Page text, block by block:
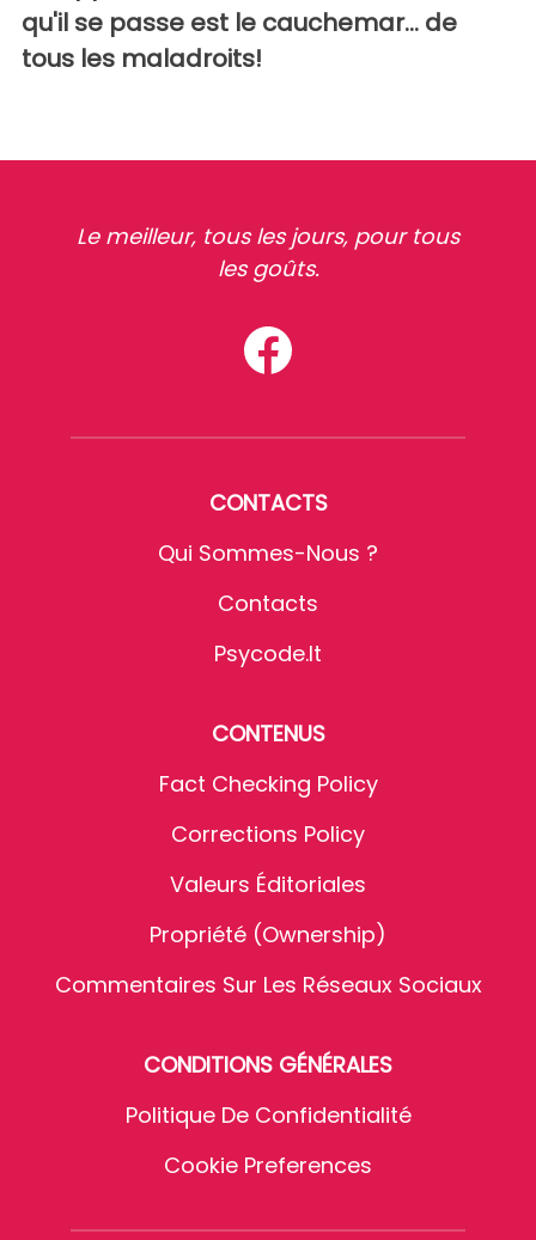
qu'il se passe est le cauchemar... de
tous les maladroits!
Le meilleur, tous les jours, pour tous
les goûts.
CONTACTS
Qui Sommes-Nous ?
Contacts
Psycode.it
CONTENUS
Fact Checking Policy
Corrections Policy
Valeurs Éditoriales
Propriété (Ownership)
Commentaires Sur Les Réseaux Sociaux
CONDITIONS GÉNÉRALES
Politique De Confidentialité
Cookie Preferences